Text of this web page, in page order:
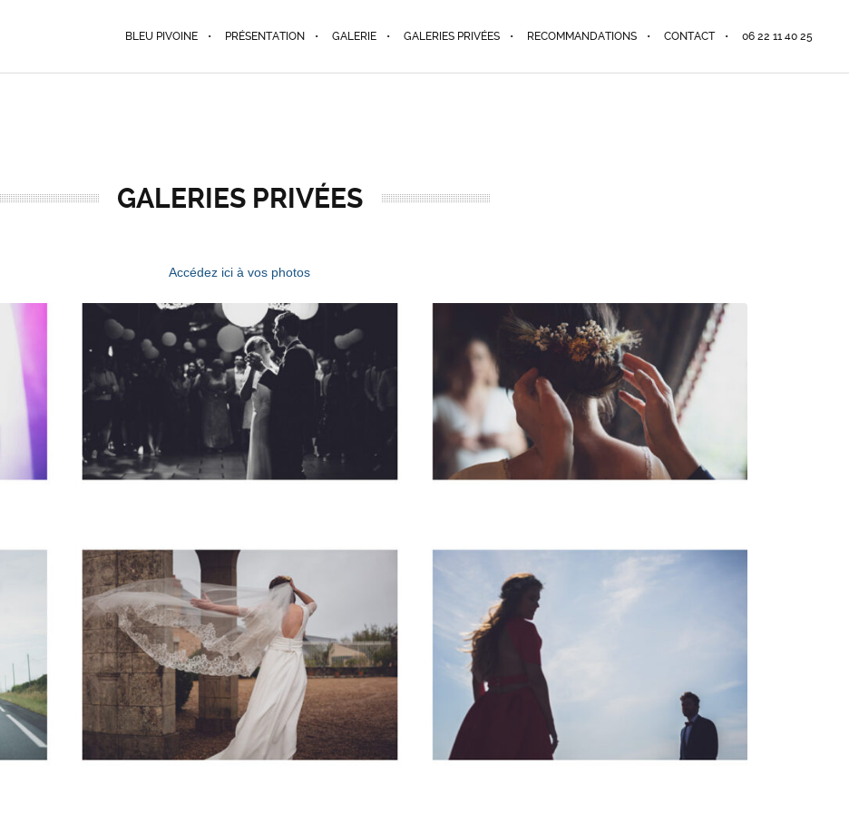
BLEU PIVOINE PRÉSENTATION GALERIE GALERIES PRIVÉES RECOMMANDATIONS CONTACT 06 22 11 40 25
GALERIES PRIVÉES
Accédez ici à vos photos